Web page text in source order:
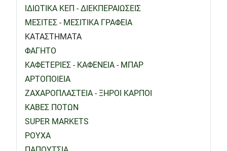
ΙΔΙΩΤΙΚΑ ΚΕΠ - ΔΙΕΚΠΕΡΑΙΩΣΕΙΣ
ΜΕΣΙΤΕΣ - ΜΕΣΙΤΙΚΑ ΓΡΑΦΕΙΑ
ΚΑΤΑΣΤΗΜΑΤΑ
ΦΑΓΗΤΟ
ΚΑΦΕΤΕΡΙΕΣ - ΚΑΦΕΝΕΙΑ - ΜΠΑΡ
ΑΡΤΟΠΟΙΕΙΑ
ΖΑΧΑΡΟΠΛΑΣΤΕΙΑ - ΞΗΡΟΙ ΚΑΡΠΟΙ
ΚΑΒΕΣ ΠΟΤΩΝ
SUPER MARKETS
ΡΟΥΧΑ